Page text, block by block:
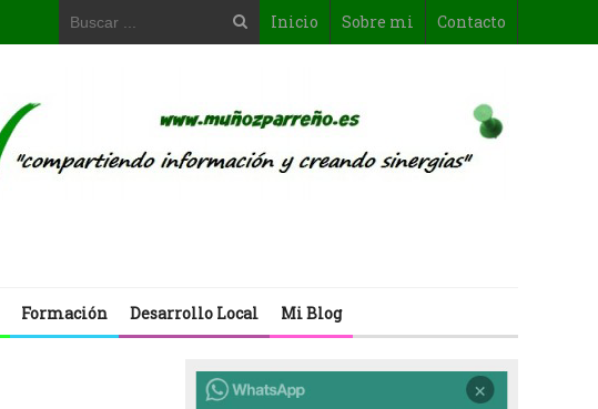
Inicio Sobre mi Contacto
Formación Desarrollo Local Mi Blog